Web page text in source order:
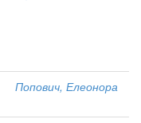
Попович, Елеонора